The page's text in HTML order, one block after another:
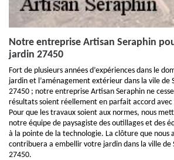
Notre entreprise Artisan Seraphin
jardin 27450
Fort de plusieurs années d’expériences dans le
jardin et l’aménagement extérieur dans la vile de
27450 ; notre entreprise Artisan Seraphin ne
résultats soient réellement en parfait accord avec
Pour que les travaux soient aux normes, nous
notre équipe de paysagiste des outillages et des
à la pointe de la technologie. La clôture que nous
contribuera a embellir votre jardin dans la ville de
27450.